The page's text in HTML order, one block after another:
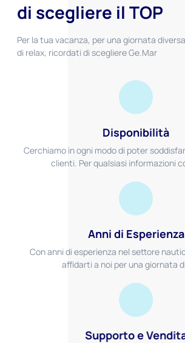
di scegliere il TOP
Per la tua vacanza, per una giornata
di relax, ricordati di scegliere Ge.Mar
Disponibilità
Cerchiamo in ogni modo di poter
clienti. Per qualsiasi informazioni
Anni di Esperienza
Con anni di esperienza nel settore
affidarti a noi per una giornata
Supporto e